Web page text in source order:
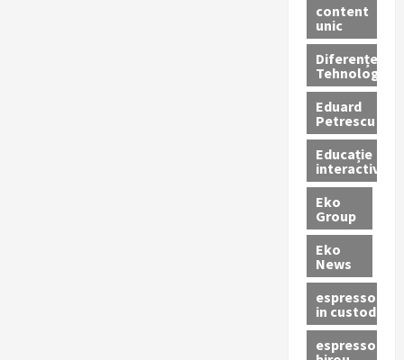
content
unic
Diferențe
Tehnologice
Eduard
Petrescu
Educație
interactivă
Eko
Group
Eko
News
espressoare
in custodie
espressor